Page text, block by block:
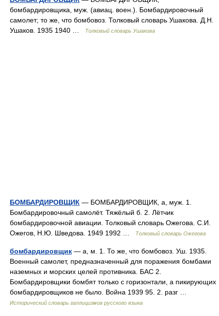
бомбардировщика, муж. (авиац. воен.). Бомбардировочный
самолет; то же, что бомбовоз. Толковый словарь Ушакова. Д.Н.
Ушаков. 1935 1940 …
Толковый словарь Ушакова
БОМБАРДИРОВЩИК — БОМБАРДИРОВЩИК, а, муж. 1.
Бомбардировочный самолёт. Тяжёлый б. 2. Лётчик
бомбардировочной авиации. Толковый словарь Ожегова. С.И.
Ожегов, Н.Ю. Шведова. 1949 1992 …
Толковый словарь Ожегова
бомбардировщик — а, м. 1. То же, что бомбовоз. Уш. 1935.
Военный самолет, предназначенный для поражения бомбами
наземных и морских целей противника. БАС 2.
Бомбардировщики бомбят только с горизонтали, а пикирующих
бомбардировщиков не было. Война 1939 95. 2. разг …
Исторический словарь галлицизмов русского языка